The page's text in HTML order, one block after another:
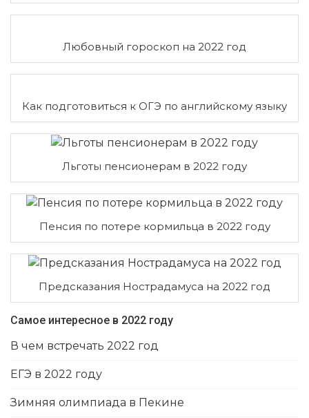
Любовный гороскоп на 2022 год
Как подготовиться к ОГЭ по английскому языку
Льготы пенсионерам в 2022 году
Пенсия по потере кормильца в 2022 году
Предсказания Нострадамуса на 2022 год
Самое интересное в 2022 году
В чем встречать 2022 год
ЕГЭ в 2022 году
Зимняя олимпиада в Пекине